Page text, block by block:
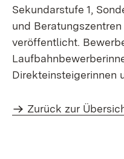
Sekundarstufe 1,
und
veröffentlicht.
Direkteinsteigerinnen
Zurück zur